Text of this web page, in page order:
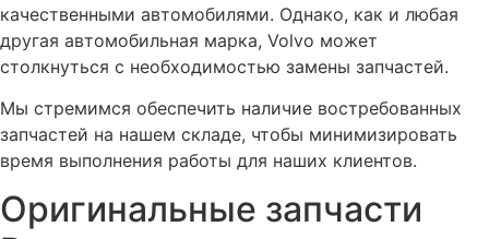
качественными автомобилями. Однако, как и любая
другая автомобильная марка, Volvo может
столкнуться с необходимостью замены запчастей.
Мы стремимся обеспечить наличие востребованных
запчастей на нашем складе, чтобы минимизировать
время выполнения работы для наших клиентов.
Оригинальные запчасти